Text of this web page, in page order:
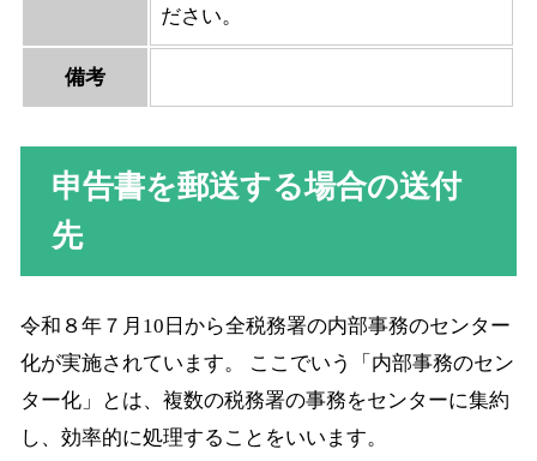
ださい。
備考
申告書を郵送する場合の送付
先
令和８年７月10日から全税務署の内部事務のセンター
化が実施されています。 ここでいう「内部事務のセン
ター化」とは、複数の税務署の事務をセンターに集約
し、効率的に処理することをいいます。